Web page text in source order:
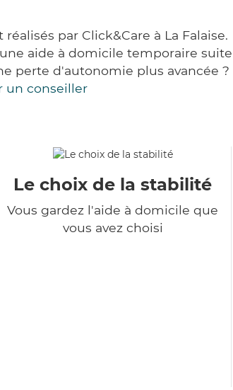
par Click&Care à La Falaise.
aide à domicile temporaire
perte d'autonomie plus avancée ?
un conseiller
Le choix de la stabilité
Vous gardez l'aide à domicile que
vous avez choisi